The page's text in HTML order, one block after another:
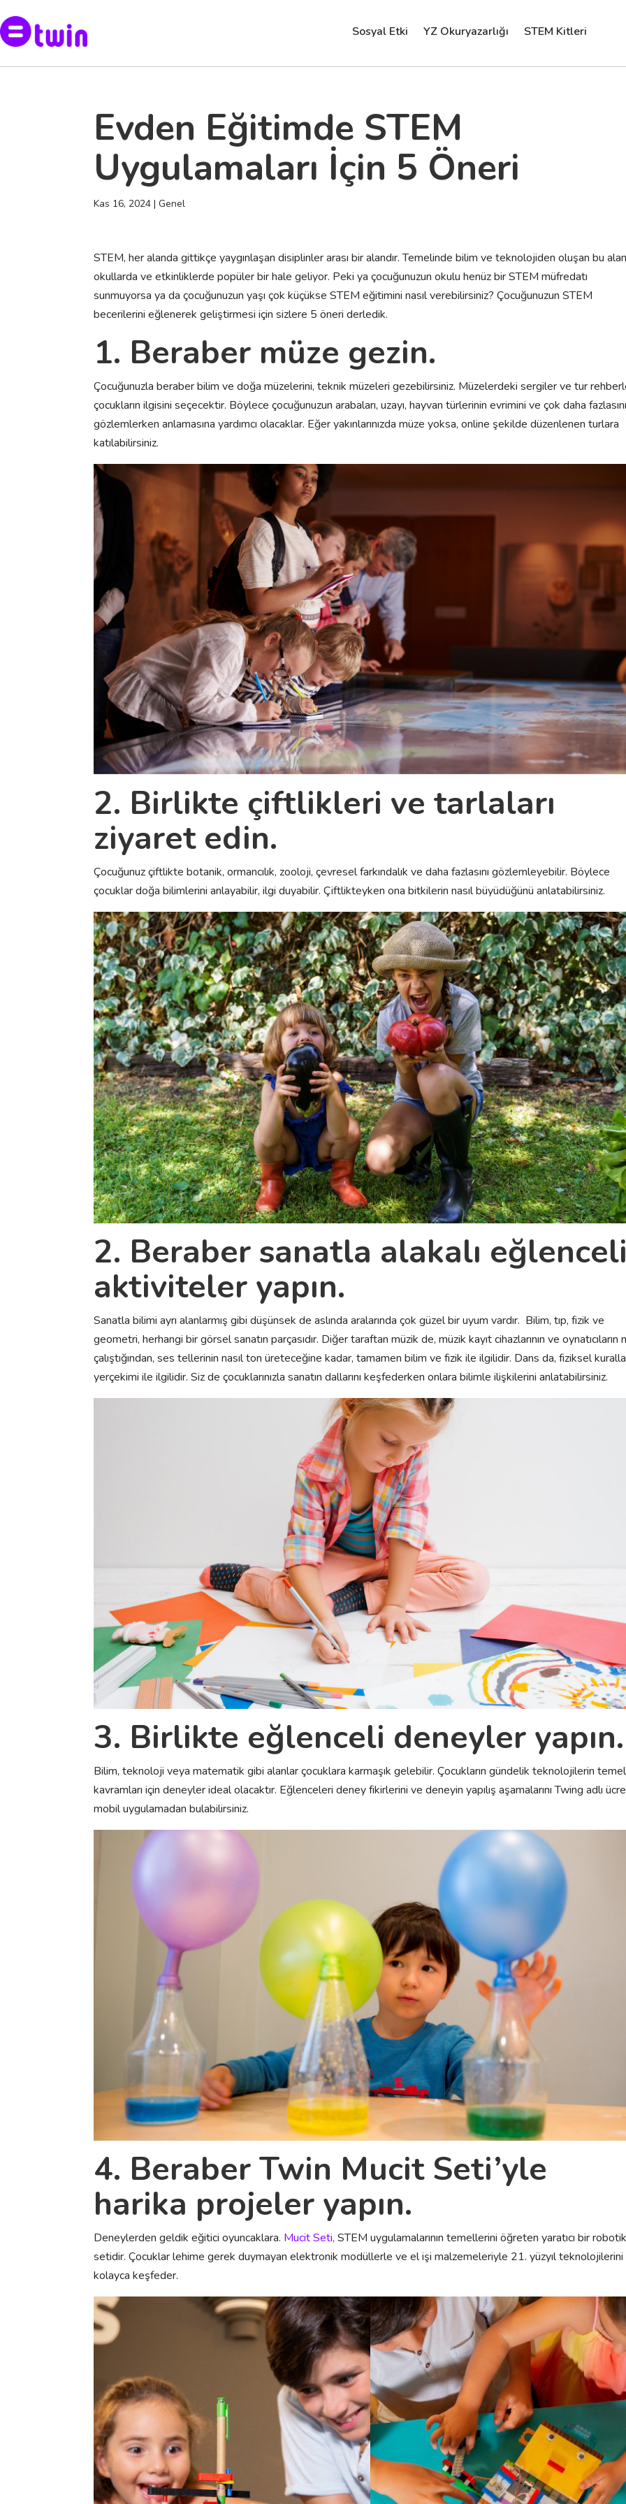
Sosyal Etki YZ Okuryazarlığı STEM Kitleri
Evden Eğitimde STEM
Uygulamaları İçin 5 Öneri
Kas 16, 2024 | Genel
STEM, her alanda gittikçe yaygınlaşan disiplinler arası bir alandır. Temelinde bilim ve teknolojiden oluşan bu
okullarda ve etkinliklerde popüler bir hale geliyor. Peki ya çocuğunuzun okulu henüz bir STEM müfredatı
sunmuyorsa ya da çocuğunuzun yaşı çok küçükse STEM eğitimini nasıl verebilirsiniz? Çocuğunuzun STEM
becerilerini eğlenerek geliştirmesi için sizlere 5 öneri derledik.
1. Beraber müze gezin.
Çocuğunuzla beraber bilim ve doğa müzelerini, teknik müzeleri gezebilirsiniz. Müzelerdeki sergiler ve tur
çocukların ilgisini seçecektir. Böylece çocuğunuzun arabaları, uzayı, hayvan türlerinin evrimini ve çok daha
gözlemlerken anlamasına yardımcı olacaklar. Eğer yakınlarınızda müze yoksa, online şekilde düzenlenen turlara
katılabilirsiniz.
2. Birlikte çiftlikleri ve tarlaları
ziyaret edin.
Çocuğunuz çiftlikte botanik, ormancılık, zooloji, çevresel farkındalık ve daha fazlasını gözlemleyebilir. Böylece
çocuklar doğa bilimlerini anlayabilir, ilgi duyabilir. Çiftlikteyken ona bitkilerin nasıl büyüdüğünü anlatabilirsiniz.
2. Beraber sanatla alakalı
aktiviteler yapın.
Sanatla bilimi ayrı alanlarmış gibi düşünsek de aslında aralarında çok güzel bir uyum vardır. Bilim, tıp, fizik ve
geometri, herhangi bir görsel sanatın parçasıdır. Diğer taraftan müzik de, müzik kayıt cihazlarının ve oynatıcıların
çalıştığından, ses tellerinin nasıl ton üreteceğine kadar, tamamen bilim ve fizik ile ilgilidir. Dans da, fiziksel
yerçekimi ile ilgilidir. Siz de çocuklarınızla sanatın dallarını keşfederken onlara bilimle ilişkilerini anlatabilirsiniz.
3. Birlikte eğlenceli deneyler yapın.
Bilim, teknoloji veya matematik gibi alanlar çocuklara karmaşık gelebilir. Çocukların gündelik teknolojilerin
kavramları için deneyler ideal olacaktır. Eğlenceleri deney fikirlerini ve deneyin yapılış aşamalarını Twing adlı
mobil uygulamadan bulabilirsiniz.
4. BeraberTwin Mucit Seti’yle
harika projeler yapın.
Deneylerden geldik eğitici oyuncaklara. Mucit Seti, STEM uygulamalarının temellerini öğreten yaratıcı bir
setidir. Çocuklar lehime gerek duymayan elektronik modüllerle ve el işi malzemeleriyle 21. yüzyıl teknolojilerini
kolayca keşfeder.